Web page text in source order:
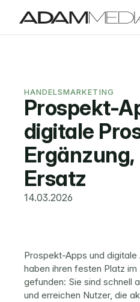
HANDELSMARKETING
Prospekt-
digitale
Ergänzung,
Ersatz
14.03.2026
Prospekt-Apps und
haben ihren festen Platz
gefunden: Sie sind schnell
und erreichen Nutzer, die